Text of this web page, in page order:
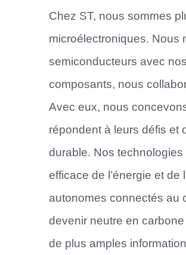
Chez ST, nous sommes
microélectroniques. Nous
semiconducteurs avec
composants, nous
Avec eux, nous
répondent à leurs défis et
durable. Nos
efficace de l’énergie et
autonomes connectés au
devenir neutre en
de plus amples